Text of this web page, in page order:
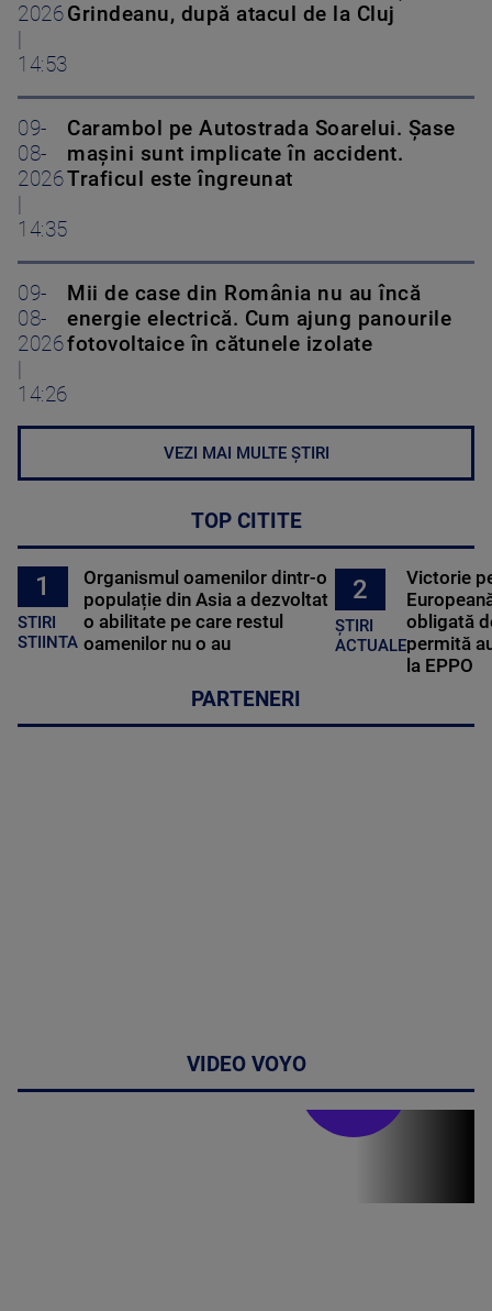
2026
|
14:53
Grindeanu, după atacul de la Cluj
09-
08-
2026
|
14:35
Carambol pe Autostrada Soarelui. Șase
mașini sunt implicate în accident.
Traficul este îngreunat
09-
08-
2026
|
14:26
Mii de case din România nu au încă
energie electrică. Cum ajung panourile
fotovoltaice în cătunele izolate
VEZI MAI MULTE ȘTIRI
TOP CITITE
1
STIRI
STIINTA
Organismul oamenilor dintr-o
populație din Asia a dezvoltat
o abilitate pe care restul
oamenilor nu o au
2
ȘTIRI
ACTUALE
Victorie
obligată
permită
la EPPO
PARTENERI
VIDEO VOYO
Stirile PRO TV